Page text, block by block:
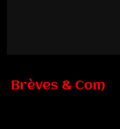
Brèves & Com